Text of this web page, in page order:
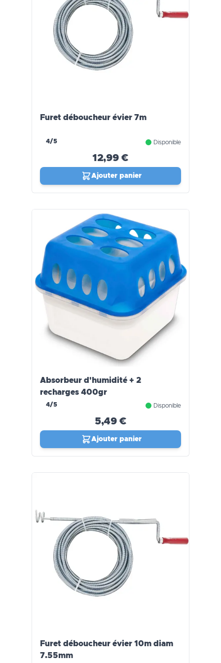
Furet déboucheur évier 7m
4/5 Disponible
12,99 €
Ajouter panier
Absorbeur d'humidité + 2
recharges 400gr
4/5 Disponible
5,49 €
Ajouter panier
Furet déboucheur évier 10m diam
7.55mm